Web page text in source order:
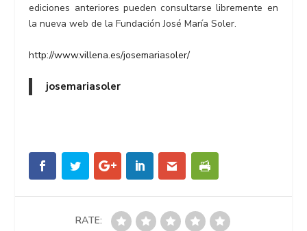
ediciones anteriores pueden consultarse libremente en
la nueva web de la Fundación José María Soler.
http://www.villena.es/josemariasoler/
josemariasoler
RATE: